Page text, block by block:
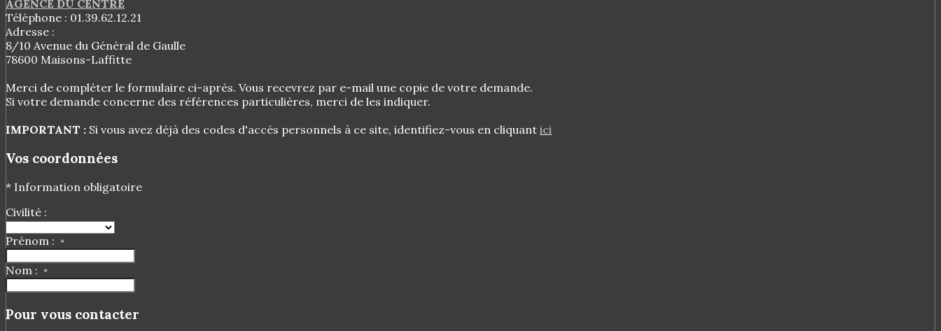
AGENCE DU CENTRE
Téléphone : 01.39.62.12.21
Adresse :
8/10 Avenue du Général de Gaulle
78600 Maisons-Laffitte
Merci de compléter le formulaire ci-après. Vous recevrez par e-mail une copie de votre demande.
Si votre demande concerne des références particulières, merci de les indiquer.
IMPORTANT : Si vous avez déjà des codes d'accés personnels à ce site, identifiez-vous en cliquant ici
Vos coordonnées
* Information obligatoire
Civilité :
Prénom : *
Nom : *
Pour vous contacter